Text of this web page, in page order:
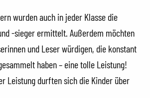
wurden auch in jeder Klasse die
-sieger ermittelt. Außerdem möchten
und Leser würdigen, die konstant
haben – eine tolle Leistung!
Leistung durften sich die Kinder über